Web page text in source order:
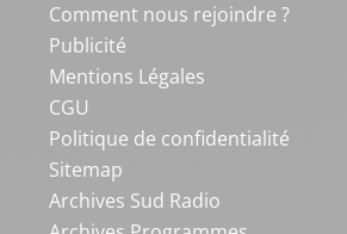
Comment nous rejoindre ?
Publicité
Mentions Légales
CGU
Politique de confidentialité
Sitemap
Archives Sud Radio